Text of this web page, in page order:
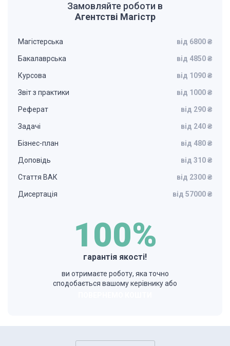
Замовляйте роботи в
Агентстві Магістр
Магістерська від 6800 ₴
Бакалаврська від 4850 ₴
Курсова від 1090 ₴
Звіт з практики від 1000 ₴
Реферат від 290 ₴
Задачі від 240 ₴
Бізнес-план від 480 ₴
Доповідь від 310 ₴
Стаття ВАК від 2300 ₴
Дисертація від 57000 ₴
100%
гарантія якості!
ви отримаєте роботу, яка точно
сподобається вашому керівнику або